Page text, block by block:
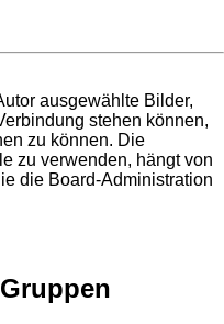
ausgewählte Bilder,
stehen können,
zu können. Die
zu verwenden, hängt von
die Board-Administration